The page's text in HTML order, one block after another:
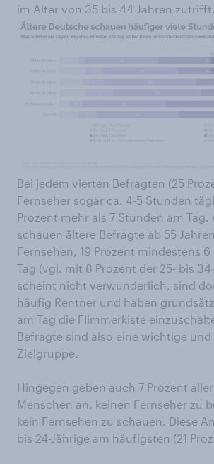
im Alter von 35 bis 44 Jahren zutrifft.
Bei jedem vierten Befragten (25
Fernseher sogar ca. 4-5 Stunden
Prozent mehr als 7 Stunden am
schauen ältere Befragte ab 55
Fernsehen, 19 Prozent mindestens
Tag (vgl. mit 8 Prozent der 25- bis
scheint nicht verwunderlich, sind
häufig Rentner und haben
am Tag die Flimmerkiste
Befragte sind also eine wichtige und
Zielgruppe.
Hingegen geben auch 7 Prozent
Menschen an, keinen Fernseher zu
kein Fernsehen zu schauen. Diese
bis 24-Jährige am häufigsten (21